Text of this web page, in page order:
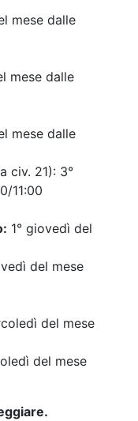
mese dalle
mese dalle
mese dalle
civ. 21): 3°
11:00
1° giovedì del
del mese
del mese
del mese